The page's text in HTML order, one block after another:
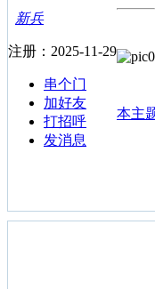
新兵
注册：2025-11-29
串个门
加好友
打招呼
发消息
本主